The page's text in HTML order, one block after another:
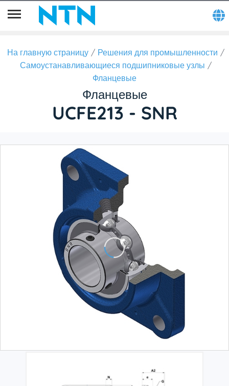
На главную страницу
Решения для промышленности
Самоустанавливающиеся подшипниковые узлы
Фланцевые
Фланцевые
UCFE213 - SNR